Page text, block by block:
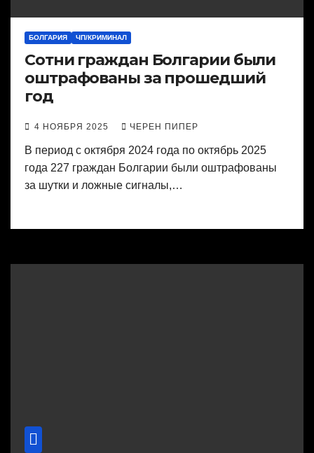
БОЛГАРИЯ ЧП/КРИМИНАЛ
Сотни граждан Болгарии были
оштрафованы за прошедший
год
4 НОЯБРЯ 2025 ЧЕРЕН ПИПЕР
В период с октября 2024 года по октябрь 2025
года 227 граждан Болгарии были оштрафованы
за шутки и ложные сигналы,…